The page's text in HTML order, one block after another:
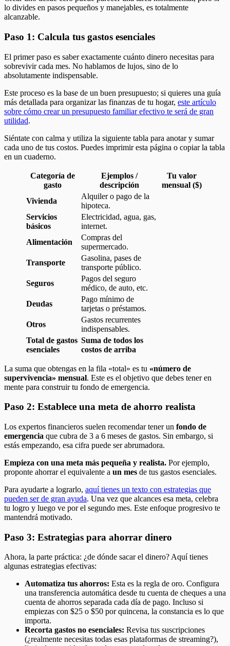
lo divides en pasos pequeños y manejables, es totalmente
alcanzable.
Paso 1: Calcula tus gastos esenciales
El primer paso es saber exactamente cuánto dinero necesitas para
sobrevivir cada mes. No hablamos de lujos, sino de lo
absolutamente indispensable.
Este proceso es la base de un buen presupuesto; si quieres una guía
más detallada para organizar las finanzas de tu hogar, este artículo
sobre cómo crear un presupuesto familiar efectivo te será de gran
utilidad.
Siéntate con calma y utiliza la siguiente tabla para anotar y sumar
cada uno de tus costos. Puedes imprimir esta página o copiar la tabla
en un cuaderno.
Categoría de
gasto
Ejemplos /
descripción
Tu valor
mensual ($)
Vivienda
Alquiler o pago de la
hipoteca.
Servicios
básicos
Electricidad, agua, gas,
internet.
Alimentación
Compras del
supermercado.
Transporte
Gasolina, pases de
transporte público.
Seguros
Pagos del seguro
médico, de auto, etc.
Deudas
Pago mínimo de
tarjetas o préstamos.
Otros
Gastos recurrentes
indispensables.
Total de gastos
esenciales
Suma de todos los
costos de arriba
La suma que obtengas en la fila «total» es tu «número de
supervivencia» mensual. Este es el objetivo que debes tener en
mente para construir tu fondo de emergencia.
Paso 2: Establece una meta de ahorro realista
Los expertos financieros suelen recomendar tener un fondo de
emergencia que cubra de 3 a 6 meses de gastos. Sin embargo, si
estás empezando, esa cifra puede ser abrumadora.
Empieza con una meta más pequeña y realista. Por ejemplo,
proponte ahorrar el equivalente a un mes de tus gastos esenciales.
Para ayudarte a lograrlo, aquí tienes un texto con estrategias que
pueden ser de gran ayuda. Una vez que alcances esa meta, celebra
tu logro y luego ve por el segundo mes. Este enfoque progresivo te
mantendrá motivado.
Paso 3: Estrategias para ahorrar dinero
Ahora, la parte práctica: ¿de dónde sacar el dinero? Aquí tienes
algunas estrategias efectivas:
Automatiza tus ahorros: Esta es la regla de oro. Configura
una transferencia automática desde tu cuenta de cheques a una
cuenta de ahorros separada cada día de pago. Incluso si
empiezas con $25 o $50 por quincena, la constancia es lo que
importa.
Recorta gastos no esenciales: Revisa tus suscripciones
(¿realmente necesitas todas esas plataformas de streaming?),